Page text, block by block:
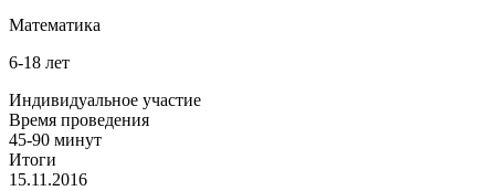
Математика
6-18 лет
Индивидуальное участие
Время проведения
45-90 минут
Итоги
15.11.2016